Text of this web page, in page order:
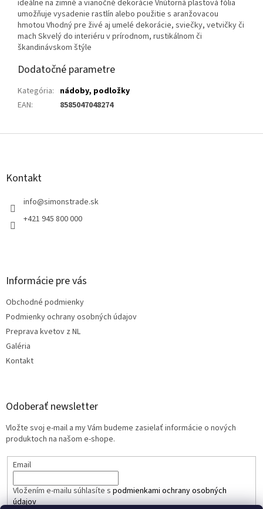
ideálne na zimné a vianočné dekorácie Vnútorná plastová fólia
umožňuje vysadenie rastlín alebo použitie s aranžovacou
hmotou Vhodný pre živé aj umelé dekorácie, sviečky, vetvičky či
mach Skvelý do interiéru v prírodnom, rustikálnom či
škandinávskom štýle
Dodatočné parametre
Kategória: nádoby, podložky
EAN: 8585047048274
Z
Kontakt
info@simonstrade.sk
+421 945 800 000
Informácie pre vás
Obchodné podmienky
Podmienky ochrany osobných údajov
Preprava kvetov z NL
Galéria
Kontakt
Odoberať newsletter
Vložte svoj e-mail a my Vám budeme zasielať informácie o nových
produktoch na našom e-shope.
Email
Vložením e-mailu súhlasíte s podmienkami ochrany osobných
údajov